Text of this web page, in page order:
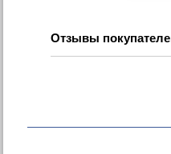
Отзывы